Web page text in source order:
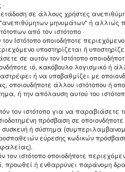
σε άλλους χρήστες
μηνυμάτων" ή αλλιώς
από τον ιστότοπο ·
Ιστότοπο οποιοδήποτε
υποστηρίζεται ή
σε αυτόν τον Ιστότοπο
ιό, κακόβουλο λογισμικό ή
ή να υποβαθμίζει με
οποιουδήποτε άλλου ιστότοπου ή
ή την απόλαυση αυτού του
τον ιστότοπο για να
πρόσβαση σε οποιονδήποτε
ή σύστημα
εύρεσης κωδικών
τον ιστότοπο οποιοδήποτε
προωθεί ή ενθαρρύνει παράνομη